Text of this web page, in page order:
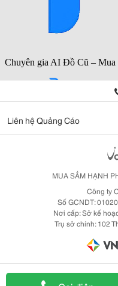
Liên hệ Quảng Cáo
MUA SẮM HẠNH
Công ty
Số GCNDT:
Nơi cấp: Sở kế
Trụ sở chính: 102